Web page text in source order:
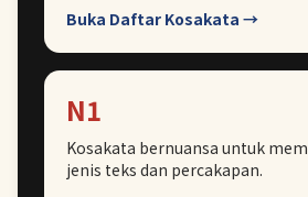
Buka Daftar Kosakata →
N1
Kosakata bernuansa untuk
jenis teks dan percakapan.